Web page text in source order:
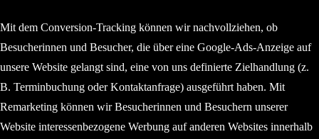
Mit dem Conversion-Tracking können wir nachvollziehen, ob
Besucherinnen und Besucher, die über eine Google-Ads-Anzeige auf
unsere Website gelangt sind, eine von uns definierte Zielhandlung (z.
B. Terminbuchung oder Kontaktanfrage) ausgeführt haben. Mit
Remarketing können wir Besucherinnen und Besuchern unserer
Website interessenbezogene Werbung auf anderen Websites innerhalb